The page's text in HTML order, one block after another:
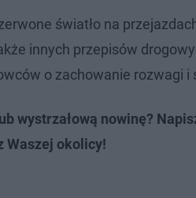
światło na
innych przepisów
o zachowanie rozwagi
wystrzałową nowinę?
Waszej okolicy!